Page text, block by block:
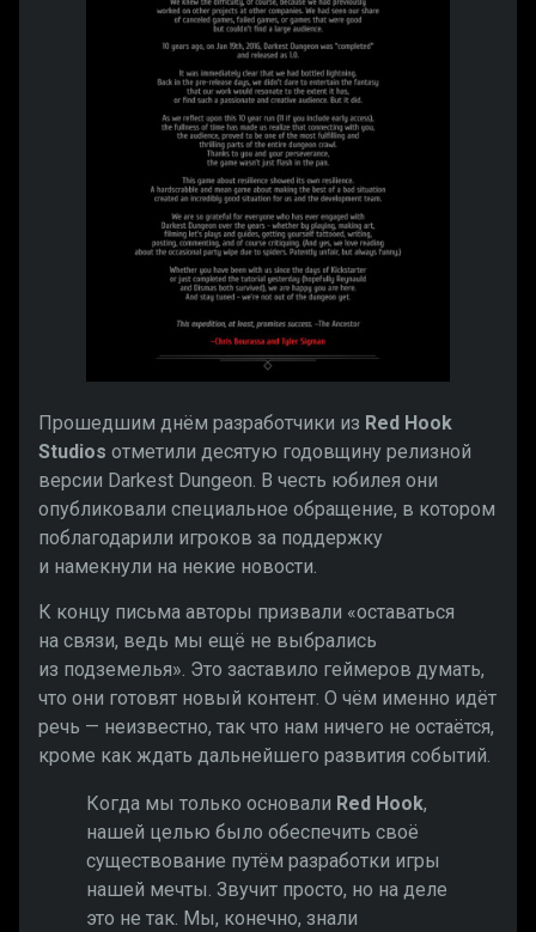
Прошедшим днём разработчики из Red Hook
Studios отметили десятую годовщину релизной
версии Darkest Dungeon. В честь юбилея они
опубликовали специальное обращение, в котором
поблагодарили игроков за поддержку
и намекнули на некие новости.
К концу письма авторы призвали «оставаться
на связи, ведь мы ещё не выбрались
из подземелья». Это заставило геймеров думать,
что они готовят новый контент. О чём именно идёт
речь — неизвестно, так что нам ничего не остаётся,
кроме как ждать дальнейшего развития событий.
Когда мы только основали Red Hook,
нашей целью было обеспечить своё
существование путём разработки игры
нашей мечты. Звучит просто, но на деле
это не так. Мы, конечно, знали